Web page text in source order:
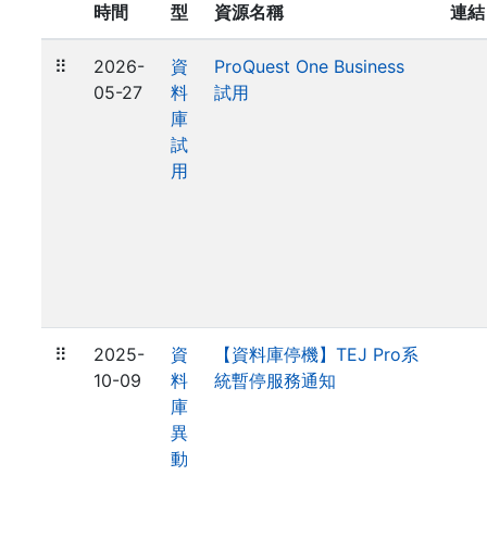
時間
型
資源名稱
連結
⠿
2026-
05-27
資
料
庫
試
用
ProQuest One Business
試用
⠿
2025-
10-09
資
料
庫
異
動
【資料庫停機】TEJ Pro系
統暫停服務通知